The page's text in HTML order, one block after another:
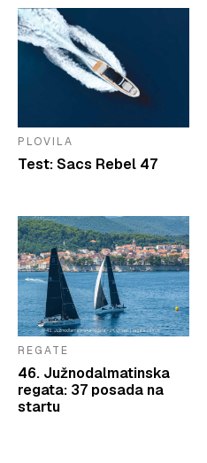
PLOVILA
Test: Sacs Rebel 47
REGATE
46. Južnodalmatinska
regata: 37 posada na
startu